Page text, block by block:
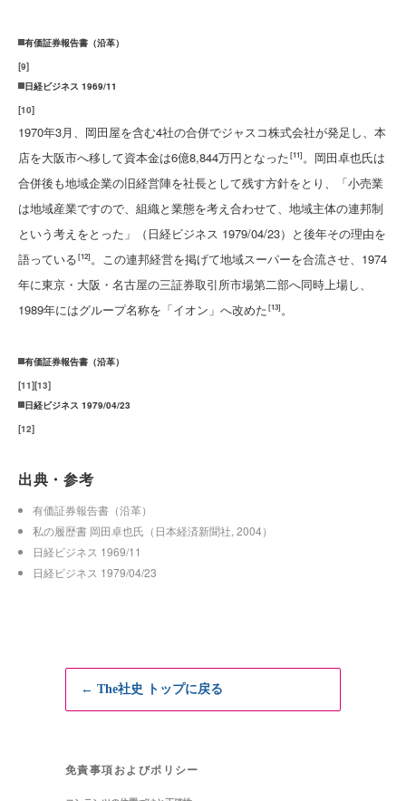
有価証券報告書（沿革）
[9]
日経ビジネス 1969/11
[10]
1970年3月、岡田屋を含む4社の合併でジャスコ株式会社が発足し、本
店を大阪市へ移して資本金は6億8,844万円となった[11]。岡田卓也氏は
合併後も地域企業の旧経営陣を社長として残す方針をとり、「小売業
は地域産業ですので、組織と業態を考え合わせて、地域主体の連邦制
という考えをとった」（日経ビジネス 1979/04/23）と後年その理由を
語っている[12]。この連邦経営を掲げて地域スーパーを合流させ、1974
年に東京・大阪・名古屋の三証券取引所市場第二部へ同時上場し、
1989年にはグループ名称を「イオン」へ改めた[13]。
有価証券報告書（沿革）
[11][13]
日経ビジネス 1979/04/23
[12]
出典・参考
有価証券報告書（沿革）
私の履歴書 岡田卓也氏（日本経済新聞社, 2004）
日経ビジネス 1969/11
日経ビジネス 1979/04/23
← The社史 トップに戻る
免責事項およびポリシー